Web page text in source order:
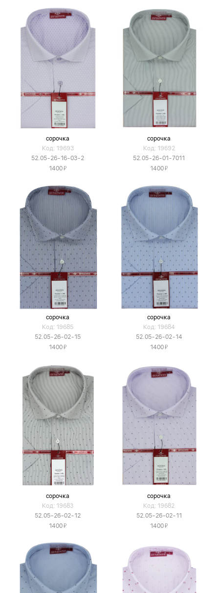
сорочка
Код: 19693
52.05-26-16-03-2
1400Я
сорочка
Код: 19692
52.05-26-01-7011
1400Я
сорочка
Код: 19685
52.05-26-02-15
1400Я
сорочка
Код: 19684
52.05-26-02-14
1400Я
сорочка
Код: 19683
52.05-26-02-12
1400Я
сорочка
Код: 19682
52.05-26-02-11
1400Я